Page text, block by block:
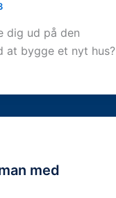
dig ud på den
at bygge et nyt hus?
med